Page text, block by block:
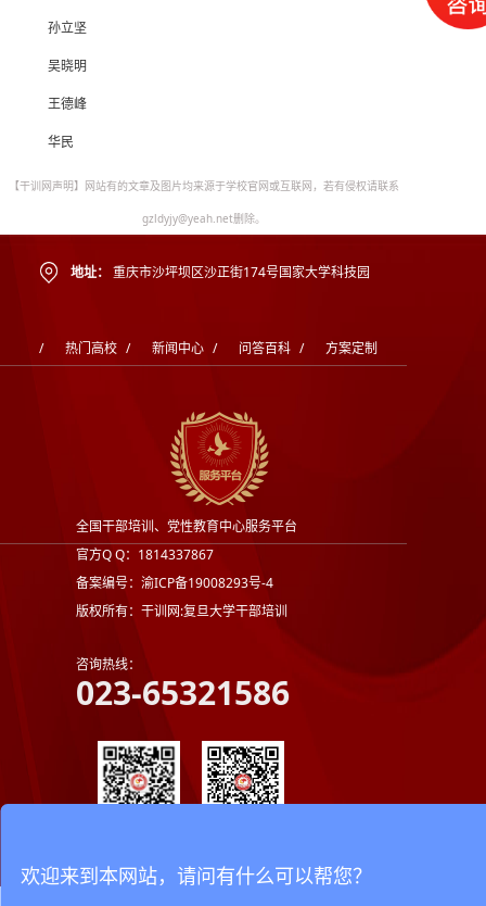
孙立坚
吴晓明
王德峰
华民
【干训网声明】网站有的文章及图片均来源于学校官网或互联网，若有侵权请联系
gzldyjy@yeah.net删除。
地址： 重庆市沙坪坝区沙正街174号国家大学科技园
/ 热门高校 / 新闻中心 / 问答百科 / 方案定制
全国干部培训、党性教育中心服务平台
官方Q Q：1814337867
备案编号：渝ICP备19008293号-4
版权所有：干训网:复旦大学干部培训
咨询热线：
023-65321586
欢迎来到本网站，请问有什么可以帮您？